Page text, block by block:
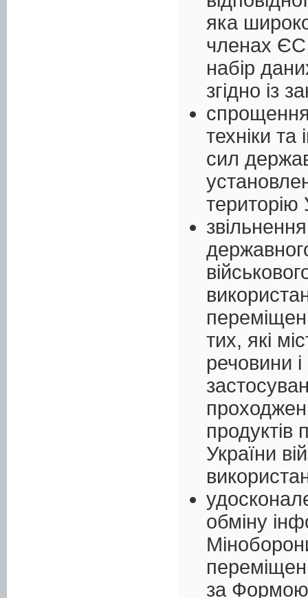
яка
членах ЄС
набір
згідно із
техніки та
сил
територію
тих, які
речовини
продуктів
України
обміну
за